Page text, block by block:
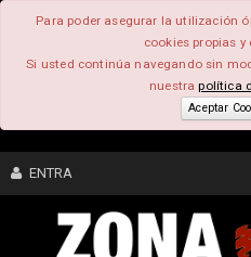
Para poder asegurar la utilización
cookies propias y
Si usted continúa navegando sin
nuestrapolítica
Aceptar
ENTRA